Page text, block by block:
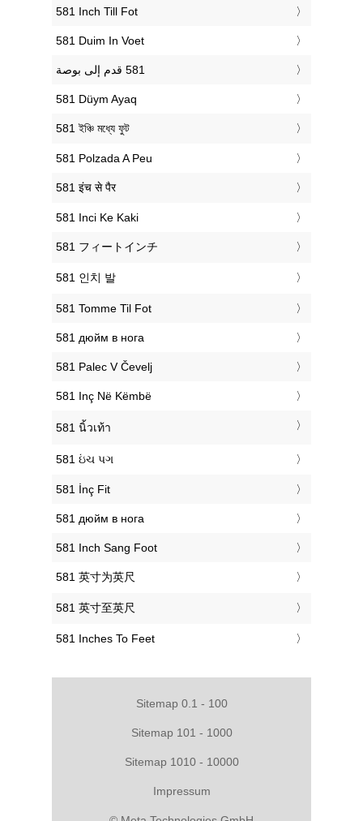
‎581 Inch Till Fot
‎581 Duim In Voet
‎581 Düym Ayaq
‎581 ইঞ্চি মধ্যে ফুট
‎581 Polzada A Peu
‎581 इंच से पैर
‎581 Inci Ke Kaki
‎581 フィートインチ
‎581 인치 발
‎581 Tomme Til Fot
‎581 дюйм в нога
‎581 Palec V Čevelj
‎581 Inç Në Këmbë
‎581 นิ้วเท้า
‎581 ઇંચ પગ
‎581 İnç Fit
‎581 дюйм в нога
‎581 Inch Sang Foot
‎581 英寸为英尺
‎581 英寸至英尺
‎581 Inches To Feet
Sitemap 0.1 - 100
Sitemap 101 - 1000
Sitemap 1010 - 10000
Impressum